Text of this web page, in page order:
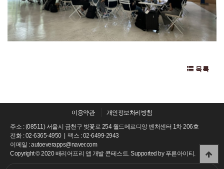
목록
이용약관
개인정보처리방침
주소 : (08511) 서울시 금천구 벚꽃로 254 월드메르디앙 벤처센터 1차 206호
전화 : 02-6365-4950 | 팩스 : 02-6499-2943
이메일 : autoeverapps@naver.com
Copyright © 2020 배리어프리 앱 개발 콘테스트. Supported by 푸른아이티.